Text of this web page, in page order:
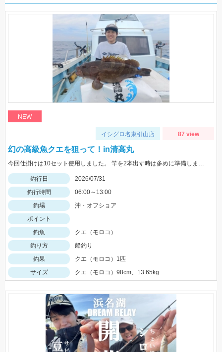
NEW
イシグロ名東引山店 87 view
幻の高級魚クエを狙って！in清高丸
今回仕掛けは10セット使用しました。 竿を2本出す時は多めに準備しましょう！
釣行日
2026/07/31
釣行時間
06:00～13:00
釣場
沖・オフショア
ポイント
釣魚
クエ（モロコ）
釣り方
船釣り
釣果
クエ（モロコ）1匹
サイズ
クエ（モロコ）98cm、13.65kg